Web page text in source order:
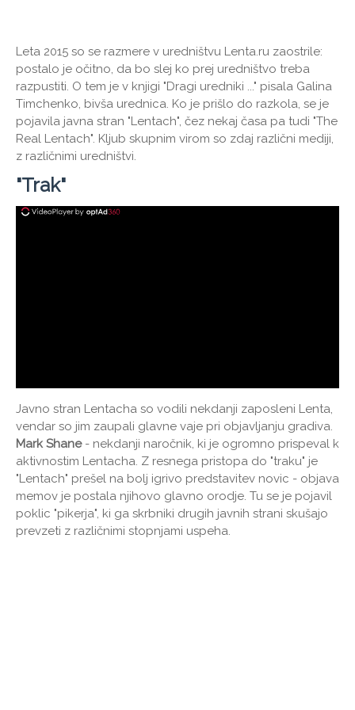
Leta 2015 so se razmere v uredništvu Lenta.ru zaostrile:
postalo je očitno, da bo slej ko prej uredništvo treba
razpustiti. O tem je v knjigi "Dragi uredniki ..." pisala Galina
Timchenko, bivša urednica. Ko je prišlo do razkola, se je
pojavila javna stran "Lentach", čez nekaj časa pa tudi "The
Real Lentach". Kljub skupnim virom so zdaj različni mediji,
z različnimi uredništvi.
"Trak"
Javno stran Lentacha so vodili nekdanji zaposleni Lenta,
vendar so jim zaupali glavne vaje pri objavljanju gradiva.
Mark Shane- nekdanji naročnik, ki je ogromno prispeval k
aktivnostim Lentacha. Z resnega pristopa do "traku" je
"Lentach" prešel na bolj igrivo predstavitev novic - objava
memov je postala njihovo glavno orodje. Tu se je pojavil
poklic "pikerja", ki ga skrbniki drugih javnih strani skušajo
prevzeti z različnimi stopnjami uspeha.